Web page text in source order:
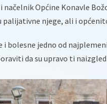
Općine Konavle
palijativne njege, ali i
i bolesne jedno od
da su upravo ti